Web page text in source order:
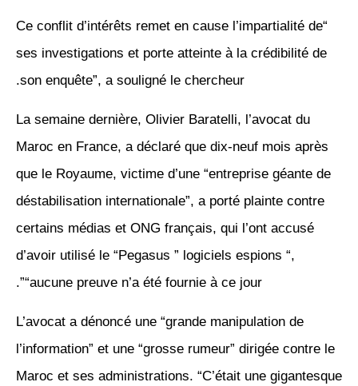
“Ce conflit d’intérêts remet en cause l’impartialité de
ses investigations et porte atteinte à la crédibilité de
son enquête”, a souligné le chercheur.
La semaine dernière, Olivier Baratelli, l’avocat du
Maroc en France, a déclaré que dix-neuf mois après
que le Royaume, victime d’une “entreprise géante de
déstabilisation internationale”, a porté plainte contre
certains médias et ONG français, qui l’ont accusé
d’avoir utilisé le “Pegasus ” logiciels espions “,
“aucune preuve n’a été fournie à ce jour”.
L’avocat a dénoncé une “grande manipulation de
l’information” et une “grosse rumeur” dirigée contre le
Maroc et ses administrations. “C’était une gigantesque